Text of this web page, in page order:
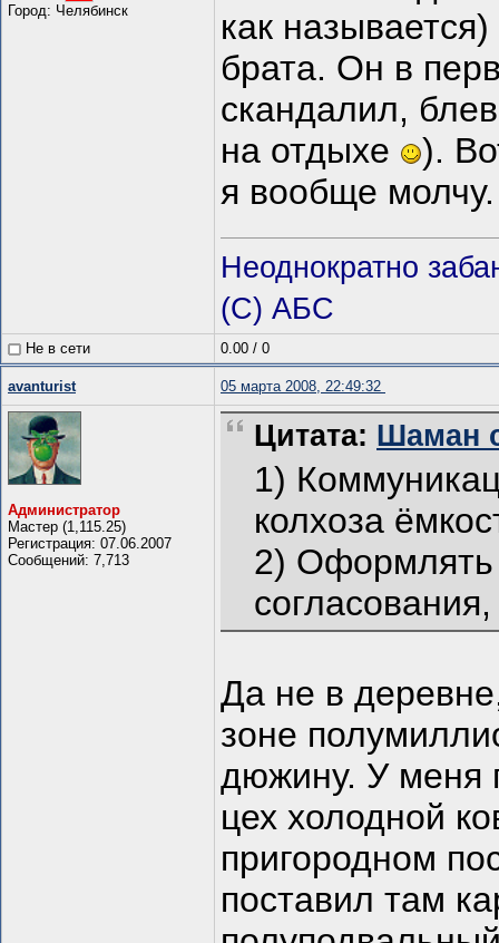
Город: Челябинск
как
брата. Он в
скандалил,
на отдыхе
).
я вообще
Неоднократно
(С) АБС
Не в сети 0.00 / 0
avanturist 05 марта 2008, 22:49:32
Администратор
Мастер (1,115.25)
Регистрация: 07.06.2007
Сообщений: 7,713
Цитата: Шаман
1)
колхоза
2)
Да не в
зоне
дюжину. У меня
цех холодной
пригородном
поставил там